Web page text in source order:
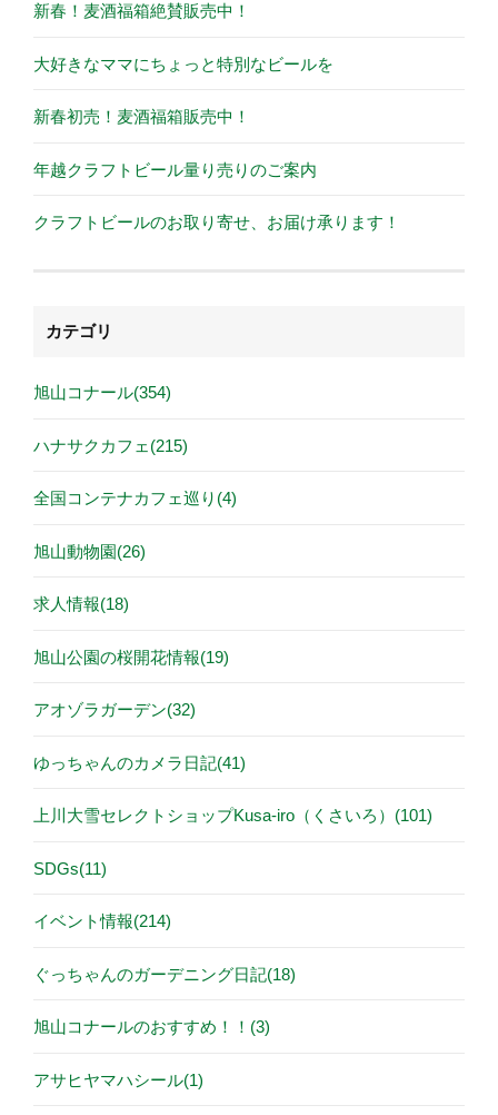
新春！麦酒福箱絶賛販売中！
大好きなママにちょっと特別なビールを
新春初売！麦酒福箱販売中！
年越クラフトビール量り売りのご案内
クラフトビールのお取り寄せ、お届け承ります！
カテゴリ
旭山コナール(354)
ハナサクカフェ(215)
全国コンテナカフェ巡り(4)
旭山動物園(26)
求人情報(18)
旭山公園の桜開花情報(19)
アオゾラガーデン(32)
ゆっちゃんのカメラ日記(41)
上川大雪セレクトショップKusa-iro（くさいろ）(101)
SDGs(11)
イベント情報(214)
ぐっちゃんのガーデニング日記(18)
旭山コナールのおすすめ！！(3)
アサヒヤマハシール(1)